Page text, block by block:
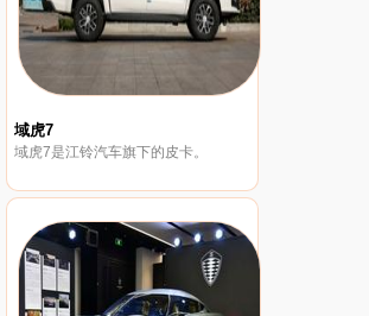
域虎7
域虎7是江铃汽车旗下的皮卡。